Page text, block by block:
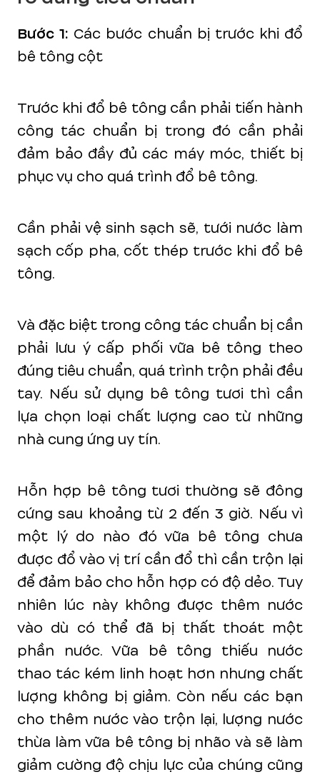
Bước 1: Các bước chuẩn bị trước khi đổ
bê tông cột
Trước khi đổ bê tông cần phải tiến hành
công tác chuẩn bị trong đó cần phải
đảm bảo đầy đủ các máy móc, thiết bị
phục vụ cho quá trình đổ bê tông.
Cần phải vệ sinh sạch sẽ, tưới nước làm
sạch cốp pha, cốt thép trước khi đổ bê
tông.
Và đặc biệt trong công tác chuẩn bị cần
phải lưu ý cấp phối vữa bê tông theo
đúng tiêu chuẩn, quá trình trộn phải đều
tay. Nếu sử dụng bê tông tươi thì cần
lựa chọn loại chất lượng cao từ những
nhà cung ứng uy tín.
Hỗn hợp bê tông tươi thường sẽ đông
cứng sau khoảng từ 2 đến 3 giờ. Nếu vì
một lý do nào đó vữa bê tông chưa
được đổ vào vị trí cần đổ thì cần trộn lại
để đảm bảo cho hỗn hợp có độ dẻo. Tuy
nhiên lúc này không được thêm nước
vào dù có thể đã bị thất thoát một
phần nước. Vữa bê tông thiếu nước
thao tác kém linh hoạt hơn nhưng chất
lượng không bị giảm. Còn nếu các bạn
cho thêm nước vào trộn lại, lượng nước
thừa làm vữa bê tông bị nhão và sẽ làm
giảm cường độ chịu lực của chúng cũng